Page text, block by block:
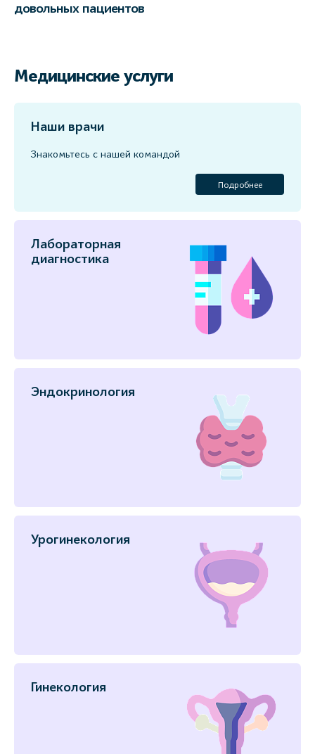
довольных пациентов
Медицинские услуги
Наши врачи
Знакомьтесь с нашей командой
Подробнее
Лабораторная
диагностика
Эндокринология
Урогинекология
Гинекология